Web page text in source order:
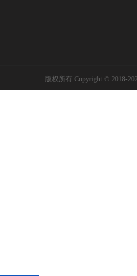
版权所有 Copyright © 2018-